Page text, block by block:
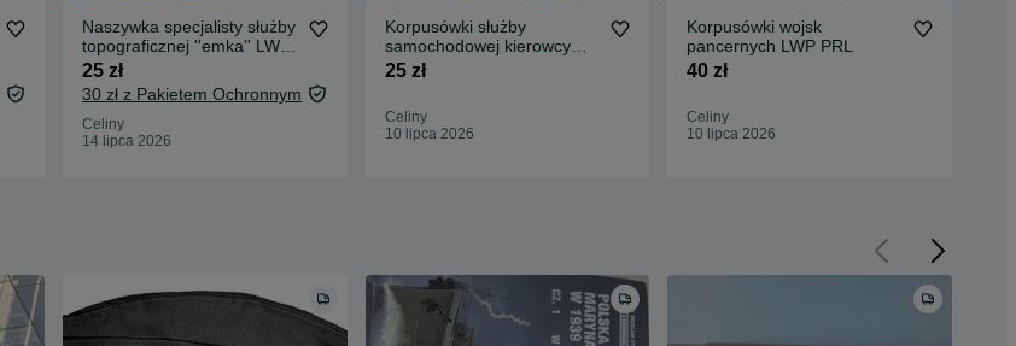
Naszywka specjalisty służby
topograficznej ''emka'' LWP
PRL
25 zł
30 zł z Pakietem Ochronnym
Celiny
14 lipca 2026
Korpusówki służby
samochodowej kierowcy
LWP PRL
25 zł
Celiny
10 lipca 2026
Korpusówki wojsk
pancernych LWP PRL
40 zł
Celiny
10 lipca 2026